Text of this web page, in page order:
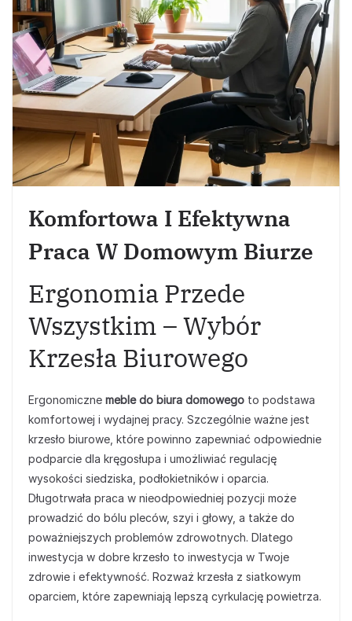
Komfortowa I Efektywna
Praca W Domowym Biurze
Ergonomia Przede
Wszystkim – Wybór
Krzesła Biurowego
Ergonomiczne meble do biura domowego to podstawa
komfortowej i wydajnej pracy. Szczególnie ważne jest
krzesło biurowe, które powinno zapewniać odpowiednie
podparcie dla kręgosłupa i umożliwiać regulację
wysokości siedziska, podłokietników i oparcia.
Długotrwała praca w nieodpowiedniej pozycji może
prowadzić do bólu pleców, szyi i głowy, a także do
poważniejszych problemów zdrowotnych. Dlatego
inwestycja w dobre krzesło to inwestycja w Twoje
zdrowie i efektywność. Rozważ krzesła z siatkowym
oparciem, które zapewniają lepszą cyrkulację powietrza.